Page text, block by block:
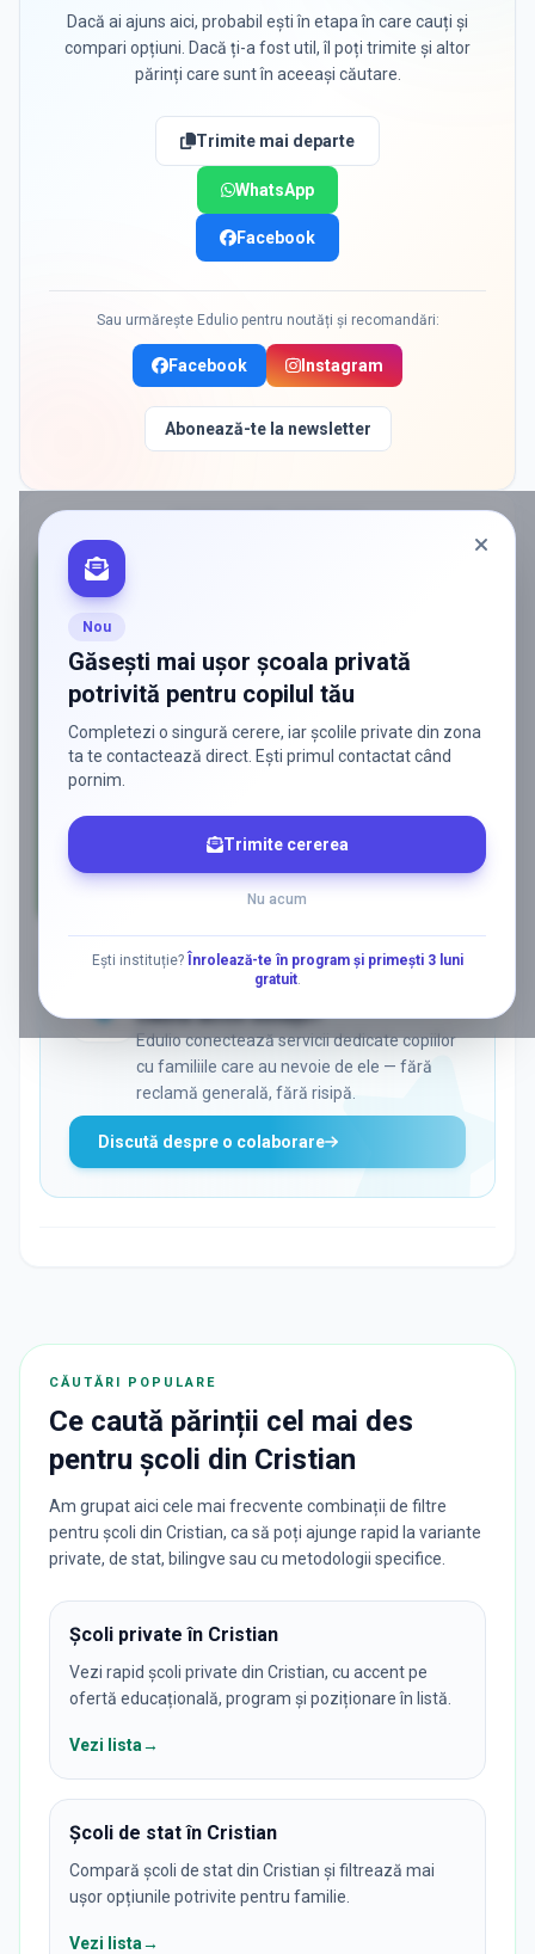
Dacă ai ajuns aici, probabil ești în etapa în care cauți și
compari opțiuni. Dacă ți-a fost util, îl poți trimite și altor
părinți care sunt în aceeași căutare.
Trimite mai departe
WhatsApp
Facebook
Sau urmărește Edulio pentru noutăți și recomandări:
Facebook Instagram
Abonează-te la newsletter
Nou
Găsești mai ușor școala privată
potrivită pentru copilul tău
Completezi o singură cerere, iar școlile private din zona
ta te contactează direct. Ești primul contactat când
pornim.
Trimite cererea
Nu acum
Ești instituție?
Înrolează-te în program și primești 3 luni
gratuit.
Vrei să ajungi la părinții care
caută activ soluții?
Edulio conectează servicii dedicate copiilor
cu familiile care au nevoie de ele — fără
reclamă generală, fără risipă.
Discută despre o colaborare
CĂUTĂRI POPULARE
Ce caută părinții cel mai des
pentru școli din Cristian
Am grupat aici cele mai frecvente combinații de filtre
pentru școli din Cristian, ca să poți ajunge rapid la variante
private, de stat, bilingve sau cu metodologii specifice.
Școli private în Cristian
Vezi rapid școli private din Cristian, cu accent pe
ofertă educațională, program și poziționare în listă.
Vezi lista→
Școli de stat în Cristian
Compară școli de stat din Cristian și filtrează mai
ușor opțiunile potrivite pentru familie.
Vezi lista→